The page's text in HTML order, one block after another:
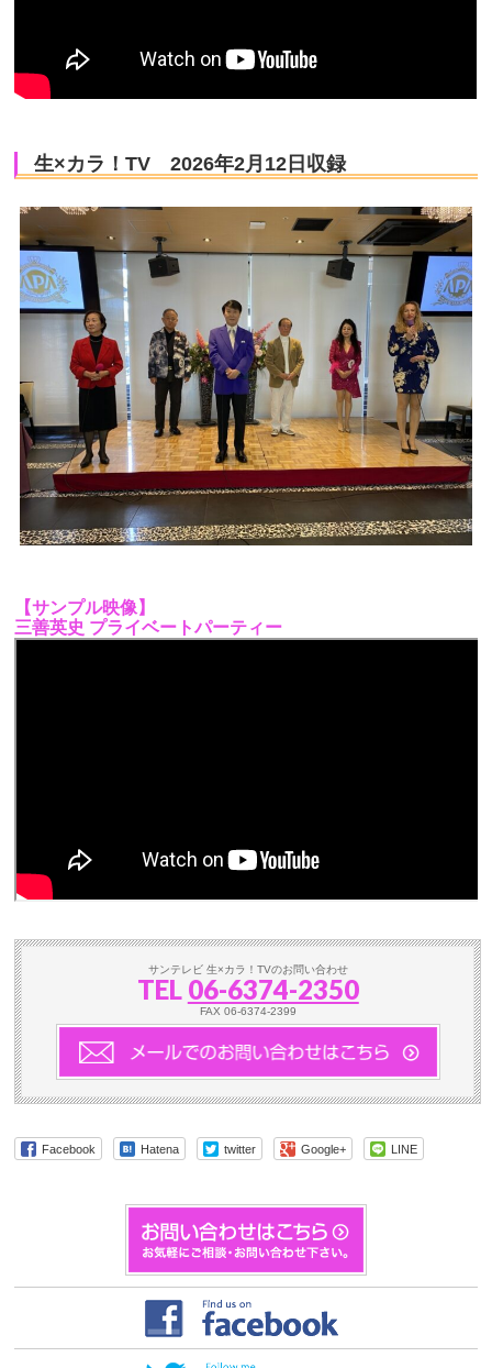
生×カラ！TV 2026年2月12日収録
【サンプル映像】
三善英史 プライベートパーティー
サンテレビ 生×カラ！TVのお問い合わせ
TEL 06-6374-2350
FAX 06-6374-2399
Facebook Hatena twitter Google+ LINE